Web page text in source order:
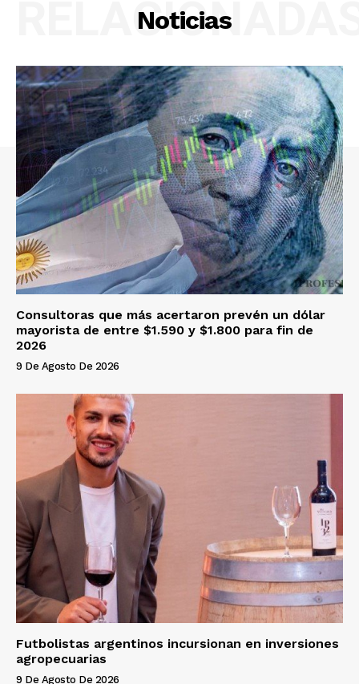
Noticias
Consultoras que más acertaron prevén un dólar
mayorista de entre $1.590 y $1.800 para fin de
2026
9 De Agosto De 2026
Futbolistas argentinos incursionan en inversiones
agropecuarias
9 De Agosto De 2026